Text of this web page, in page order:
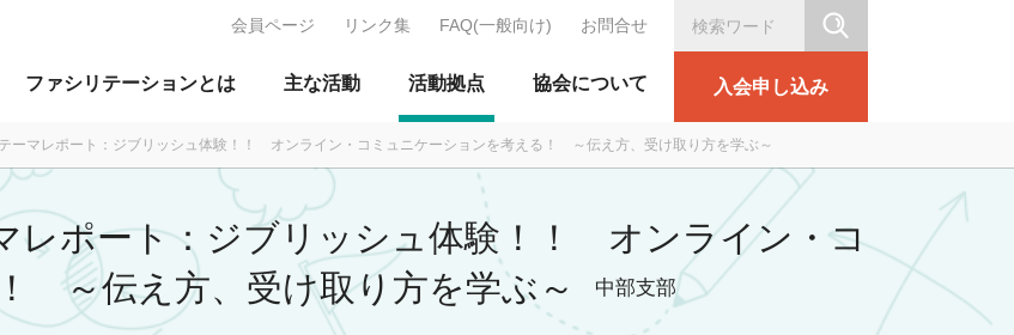
定非営利活動法人 日本ファシリテーション協会
ファシリテーションとは 主な活動 活動拠点 協会について 入会申し込み
会員ページ リンク集 FAQ(一般向け) お問合せ
ーマレポート：ジブリッシュ体験！！ オンライン・コミュニケーションを考える！ ～伝え方、受け取り方を学ぶ～
レポート：ジブリッシュ体験！！ オンライン・コ
～伝え方、受け取り方を学ぶ～
中部支部